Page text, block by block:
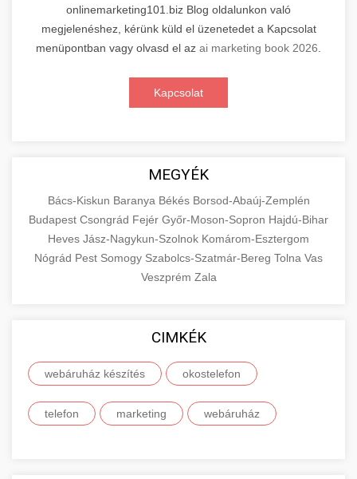
onlinemarketing101.biz Blog oldalunkon való
megjelenéshez, kérünk küld el üzenetedet a Kapcsolat
menüpontban vagy olvasd el az ai marketing book 2026
Kapcsolat
MEGYÉK
Bács-Kiskun Baranya Békés Borsod-Abaúj-Zemplén
Budapest Csongrád Fejér Győr-Moson-Sopron Hajdú-Bihar
Heves Jász-Nagykun-Szolnok Komárom-Esztergom
Nógrád Pest Somogy Szabolcs-Szatmár-Bereg Tolna Vas
Veszprém Zala
CIMKÉK
webáruház készítés okostelefon
telefon marketing webáruház